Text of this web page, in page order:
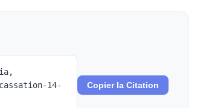
14-
Copier la Citation